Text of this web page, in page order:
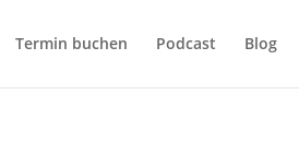
Termin buchen Podcast Blog